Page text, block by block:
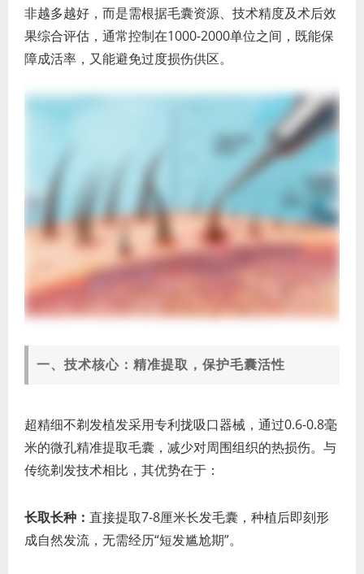
非越多越好，而是需根据毛囊资源、技术精度及术后效
果综合评估，通常控制在1000-2000单位之间，既能保
障成活率，又能避免过度损伤供区。
一、技术核心：精准提取，保护毛囊活性
超精细不剃发植发采用专利拢吸口器械，通过0.6-0.8毫
米的微孔精准提取毛囊，减少对周围组织的热损伤。与
传统剃发技术相比，其优势在于：
长取长种： 直接提取7-8厘米长发毛囊，种植后即刻形
成自然发流，无需经历“短发尴尬期”。